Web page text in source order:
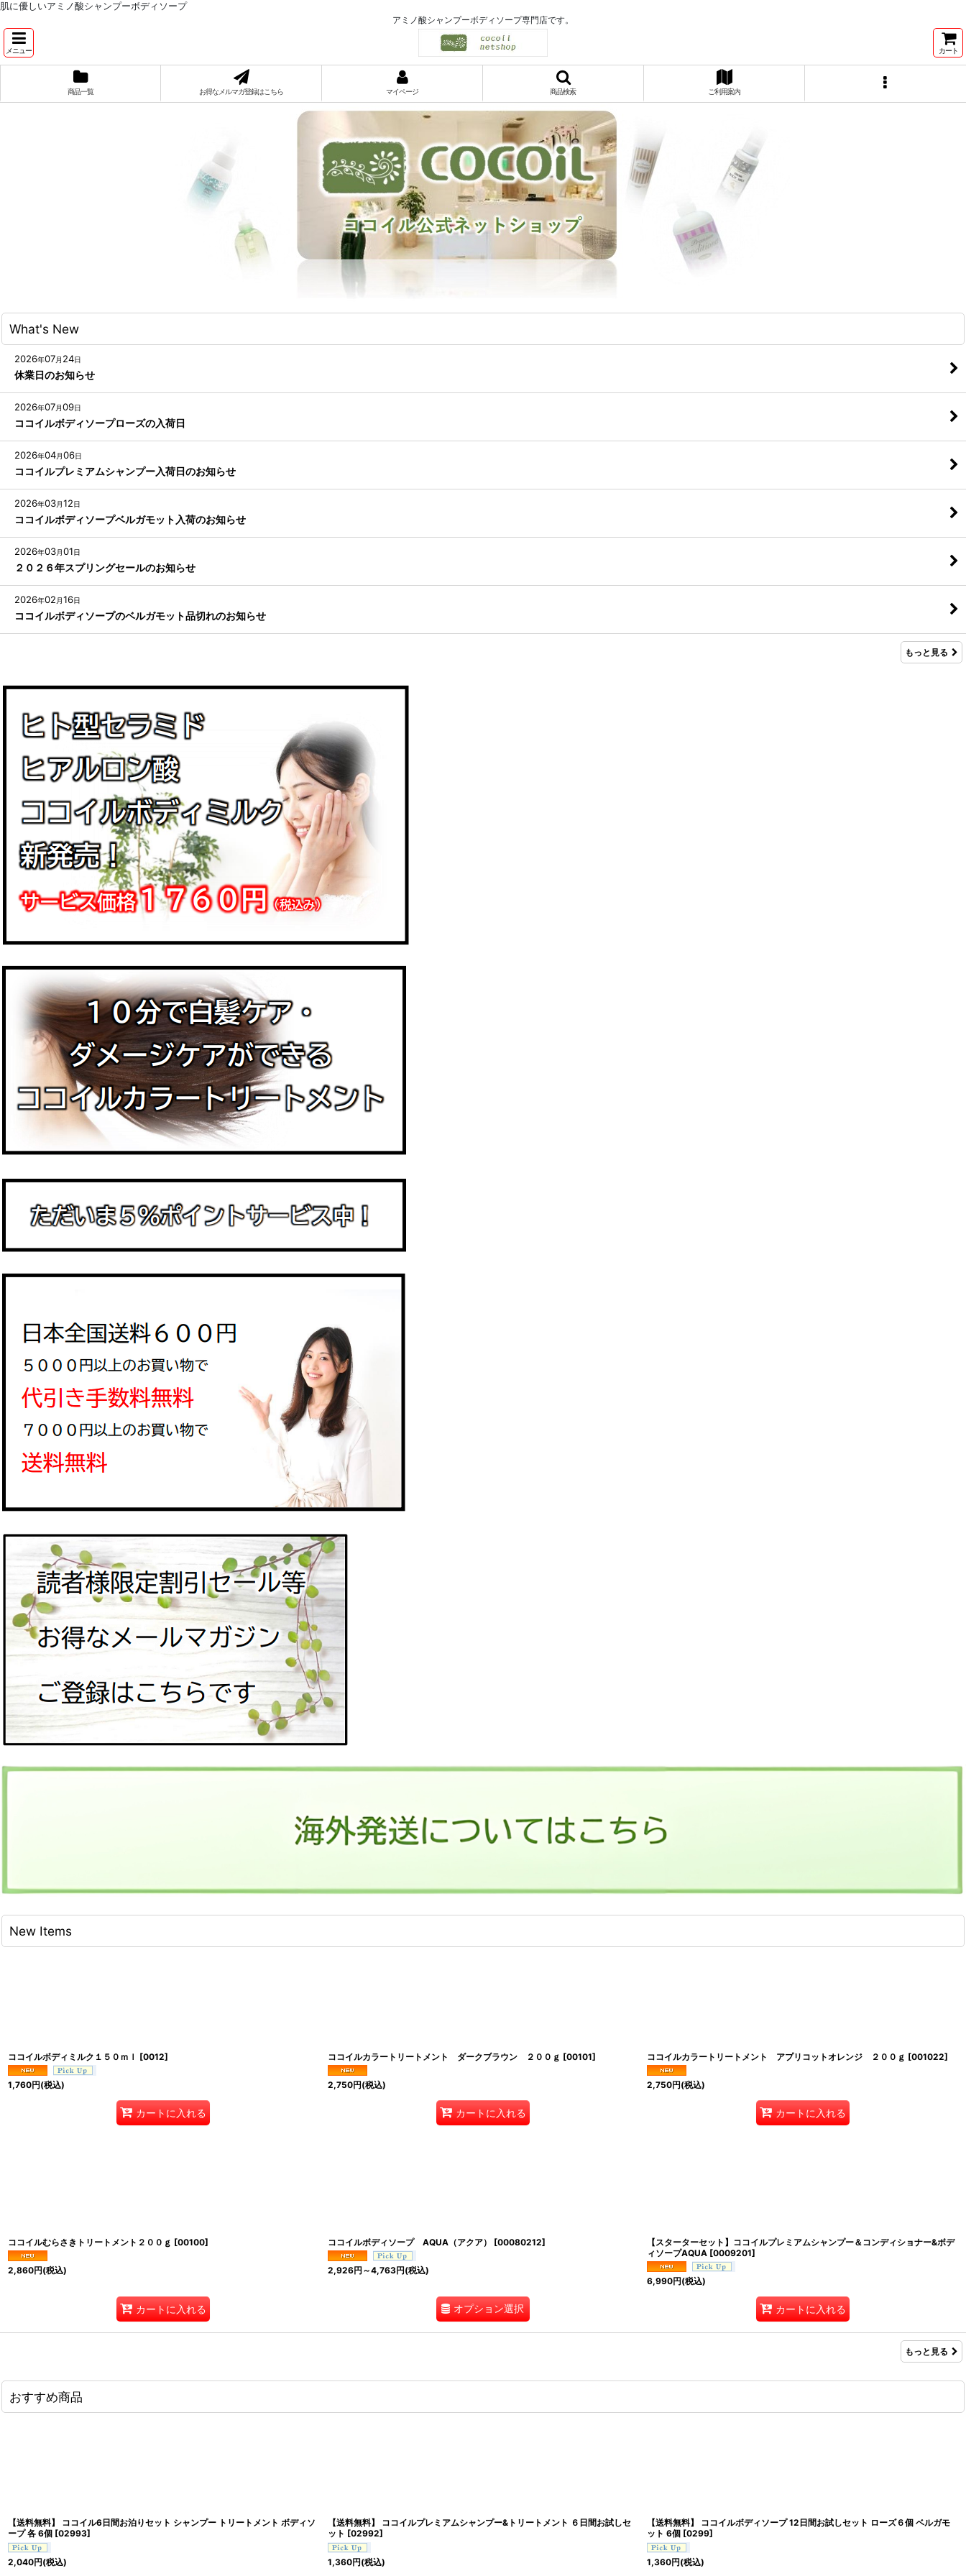
肌に優しいアミノ酸シャンプーボディソープ
アミノ酸シャンプーボディソープ専門店です。
メニュー カート
商品一覧 お得なメルマガ登録はこちら マイページ 商品検索 ご利用案内
What's New
2026年07月 24日
休業日のお知らせ
2026年07月09日
ココイルボディソープローズの入荷日
2026年04月06日
ココイルプレミアムシャンプー入荷日のお知らせ
2026年03月12日
ココイルボディソープベルガモット入荷のお知らせ
2026年03月01日
２０２６年スプリングセールのお知らせ
2026年02 月16日
ココイルボディソープのベルガモット品切れのお知らせ
もっと見る
New Items
ココイルボディミルク１５０ｍｌ [0012]
1,760円(税込)
カートに入れる
ココイルカラートリートメント ダークブラウン ２００ｇ [00101]
2,750円(税込)
カートに入れる
ココイルカラートリートメント アプリコットオレンジ ２００ｇ [001022]
2,750円(税込)
カートに入れる
ココイルむらさきトリートメント２００ｇ [00100]
2,860円(税込)
カートに入れる
ココイルボディソープ AQUA（アクア） [00080212]
2,926円 ～4,763円(税込)
オプション選択
【スターターセット】ココイルプレミアムシャンプー＆コンディショナー&ボデ
ィソープAQUA [0009201]
6,990円(税込)
カートに入れる
もっと見る
おすすめ商品
【送料無料】 ココイル6日間お泊りセット シャンプー トリートメント ボディソ
ープ 各 6個 [02993]
2,040円(税込)
【送料無料】 ココイルプレミアムシャンプー&トリートメント ６日間お試しセ
ット [02992]
1,360円(税込)
【送料無料】 ココイルボディソープ 12日間お試しセット ローズ６個 ベルガモ
ット 6個 [0299]
1,360円(税込)